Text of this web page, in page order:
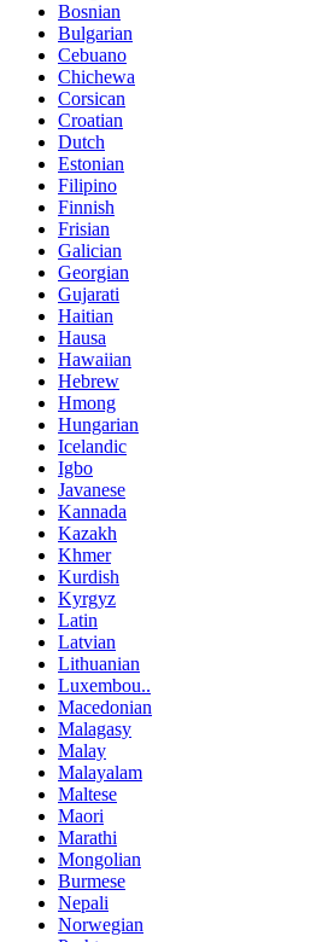
Bosnian
Bulgarian
Cebuano
Chichewa
Corsican
Croatian
Dutch
Estonian
Filipino
Finnish
Frisian
Galician
Georgian
Gujarati
Haitian
Hausa
Hawaiian
Hebrew
Hmong
Hungarian
Icelandic
Igbo
Javanese
Kannada
Kazakh
Khmer
Kurdish
Kyrgyz
Latin
Latvian
Lithuanian
Luxembou..
Macedonian
Malagasy
Malay
Malayalam
Maltese
Maori
Marathi
Mongolian
Burmese
Nepali
Norwegian